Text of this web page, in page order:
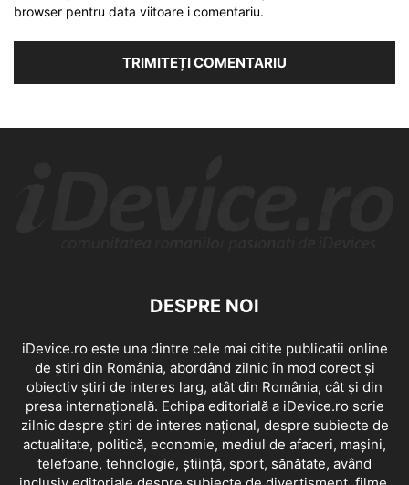
browser pentru data viitoare i comentariu.
DESPRE NOI
iDevice.ro este una dintre cele mai citite publicatii online
de știri din România, abordând zilnic în mod corect și
obiectiv știri de interes larg, atât din România, cât și din
presa internațională. Echipa editorială a iDevice.ro scrie
zilnic despre știri de interes național, despre subiecte de
actualitate, politică, economie, mediul de afaceri, mașini,
telefoane, tehnologie, știință, sport, sănătate, având